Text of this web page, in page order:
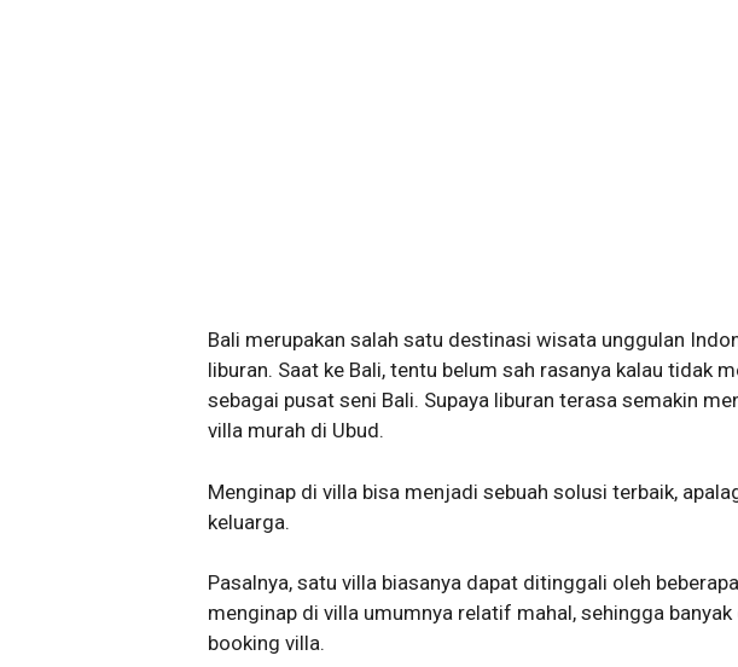
Bali merupakan salah satu destinasi wisata unggulan
liburan. Saat ke Bali, tentu belum sah rasanya kalau tidak
sebagai pusat seni Bali. Supaya liburan terasa semakin
villa murah di Ubud.
Menginap di villa bisa menjadi sebuah solusi terbaik,
keluarga.
Pasalnya, satu villa biasanya dapat ditinggali oleh
menginap di villa umumnya relatif mahal, sehingga
booking villa.